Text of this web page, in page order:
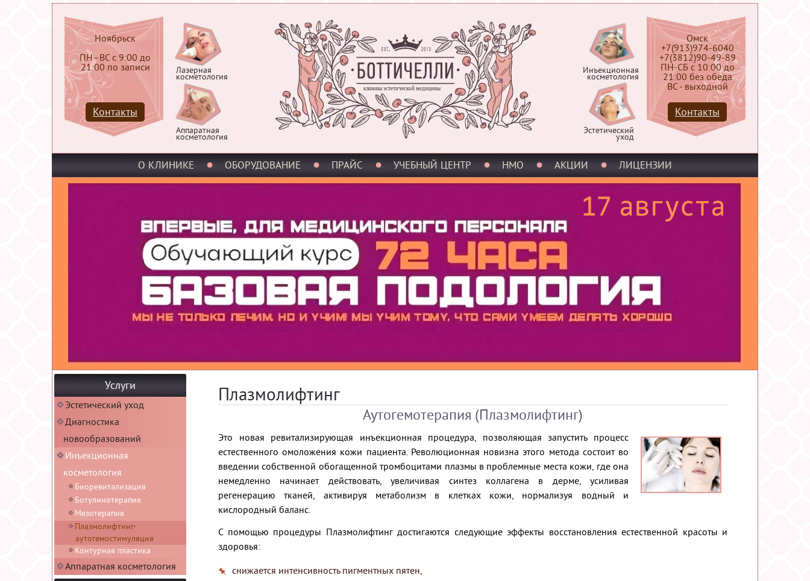
Омск
+7(913)974-6040
+7(3812)90-49-89
ПН-СБ с 10:00 до
21:00 без обеда
ВС - выходной
Контакты
Лазерная
косметология
Аппаратная
косметология
Инъекционная
косметология
Эстетический
уход
Ноябрьск
ПН–ВС с 9:00 до
21:00 по записи
Контакты
клиника эстетической медицины
О КЛИНИКЕ ОБОРУДОВАНИЕ ПРАЙС УЧЕБНЫЙ ЦЕНТР НМО АКЦИИ ЛИЦЕНЗИИ
Услуги
Эстетический уход
Диагностика
новообразований
Инъекционная
косметология
Биоревитализация
Ботулинотерапия
Мезотерапия
Плазмолифтинг-
аутогемостимуляция
Контурная пластика
Аппаратная косметология
Плазмолифтинг
Аутогемотерапия (Плазмолифтинг)
Это новая ревитализирующая инъекционная процедура, позволяющая запустить процесс
естественного омоложения кожи пациента. Революционная новизна этого метода состоит во
введении собственной обогащенной тромбоцитами плазмы в проблемные места кожи, где она
немедленно начинает действовать, увеличивая синтез коллагена в дерме, усиливая
регенерацию тканей, активируя метаболизм в клетках кожи, нормализуя водный и
кислородный баланс.
С помощью процедуры Плазмолифтинг достигаются следующие эффекты восстановления естественной красоты и
здоровья:
снижается интенсивность пигментных пятен,